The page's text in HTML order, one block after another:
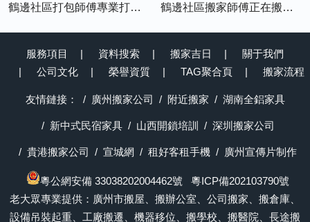
鶴邊社區打包師傅專業打包家具中 鶴邊社區搬家師傅正在搬運冰箱上樓
服務項目 資料搜索 搬家吉日
關于我們
公司文化
榮譽資質 TAG聚合頁 搬家流程
友情鏈接： 廣州搬家公司 附近搬家 湖南全鋁家具
新中式民宿家具 山西開鎖培訓 深圳搬家公司
貴港搬家公司 宣城網 租好客租手機 廣州宣傳片制作
粵公網安備 33038202004462號
粵ICP備202103790號
老大眾專業提供：廣州市搬屋、搬辦公室、公司搬家、搬倉庫、
設備吊裝起重、工廠搬遷、機器移位、搬學校、搬醫院、長途搬